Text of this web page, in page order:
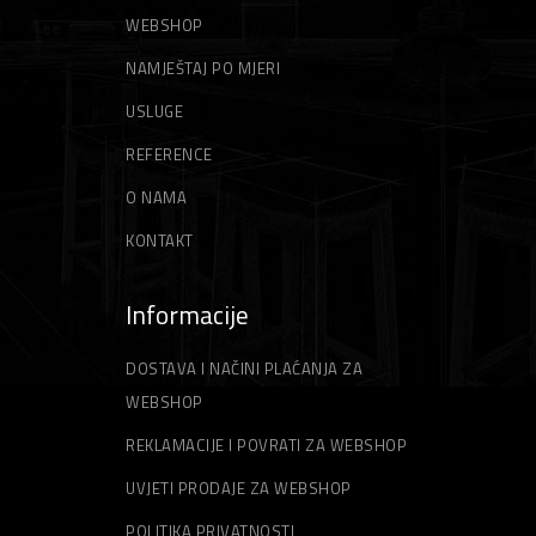
GLETERI
ŠPAHTLE
NITI ZA TRIMER
STRUNE ZA TRIMER
WEBSHOP
NAMJEŠTAJ PO MJERI
USLUGE
REFERENCE
O NAMA
KONTAKT
Informacije
DOSTAVA I NAČINI PLAĆANJA ZA
WEBSHOP
REKLAMACIJE I POVRATI ZA WEBSHOP
UVJETI PRODAJE ZA WEBSHOP
POLITIKA PRIVATNOSTI